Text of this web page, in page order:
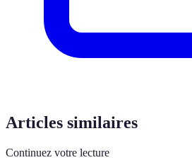
Articles similaires
Continuez votre lecture